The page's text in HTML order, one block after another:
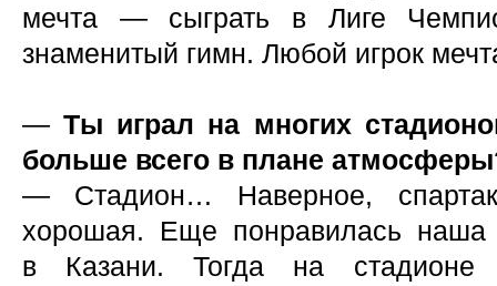
мечта — сыграть в Лиге
знаменитый гимн. Любой игрок
—Ты играл на многих
больше всего в плане
— Стадион… Наверное,
хорошая. Еще понравилась наша
в Казани. Тогда на